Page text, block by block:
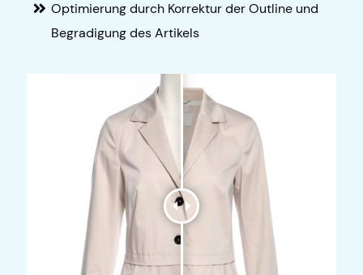
Optimierung durch Korrektur der Outline und
Begradigung des Artikels